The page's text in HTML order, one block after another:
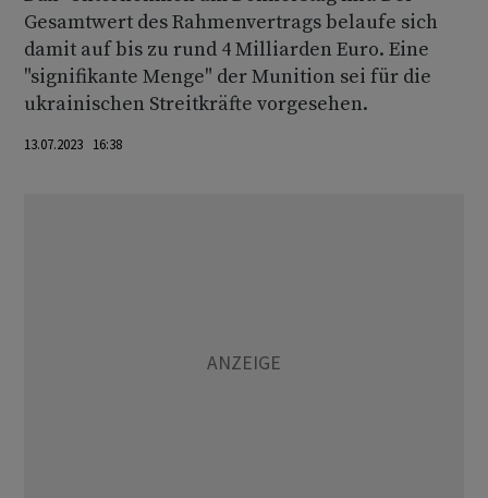
Gesamtwert des Rahmenvertrags belaufe sich
damit auf bis zu rund 4 Milliarden Euro. Eine
"signifikante Menge" der Munition sei für die
ukrainischen Streitkräfte vorgesehen.
13.07.2023 16:38